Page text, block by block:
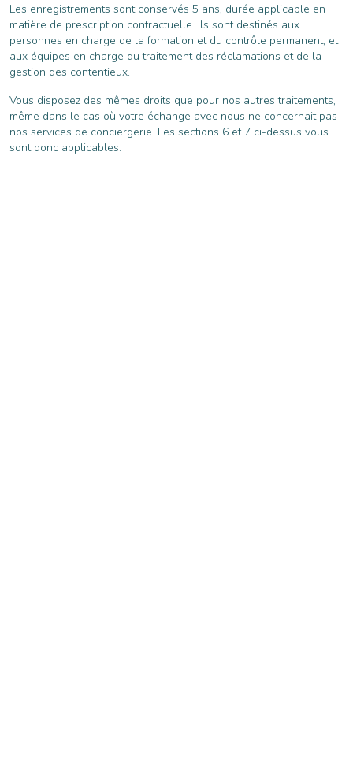
Les enregistrements sont conservés 5 ans, durée applicable en
matière de prescription contractuelle. Ils sont destinés aux
personnes en charge de la formation et du contrôle permanent, et
aux équipes en charge du traitement des réclamations et de la
gestion des contentieux.
Vous disposez des mêmes droits que pour nos autres traitements,
même dans le cas où votre échange avec nous ne concernait pas
nos services de conciergerie. Les sections 6 et 7 ci-dessus vous
sont donc applicables.